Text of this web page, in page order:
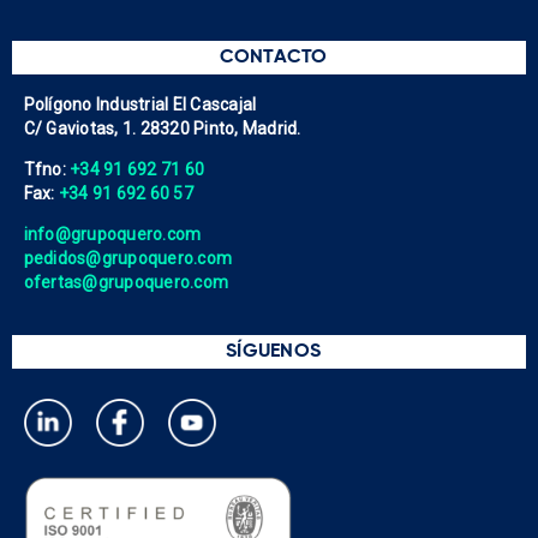
CONTACTO
Polígono Industrial El Cascajal
C/ Gaviotas, 1. 28320 Pinto, Madrid.
Tfno: +34 91 692 71 60
Fax: +34 91 692 60 57
info@grupoquero.com
pedidos@grupoquero.com
ofertas@grupoquero.com
SÍGUENOS